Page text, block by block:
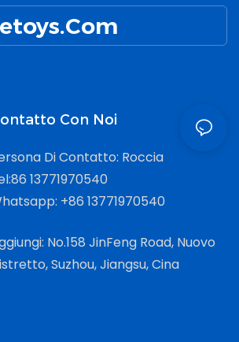
Con Noi
Di Contatto: Roccia
13771970540
+86 13771970540
No.158 JinFeng Road, Nuovo
Suzhou, Jiangsu, Cina